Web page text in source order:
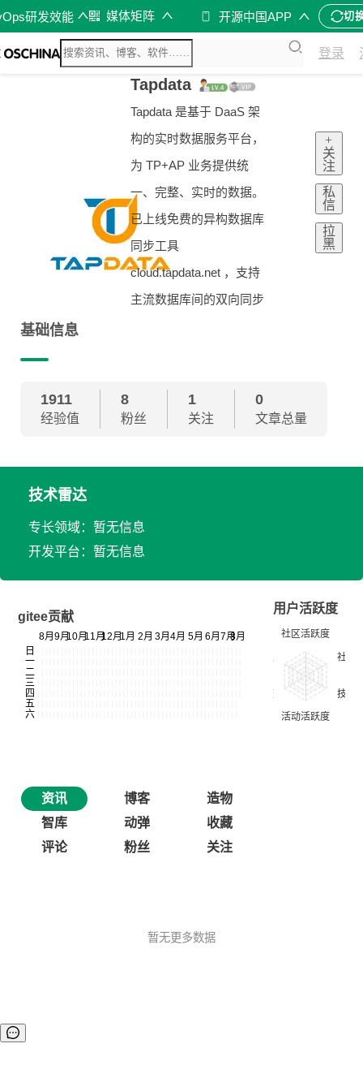
研发效能 媒体矩阵 开源中国APP 切
登录
Tapdata
Tapdata 是基于 DaaS 架
构的实时数据服务平台，
为 TP+AP 业务提供统
一、完整、实时的数据。
已上线免费的异构数据库
同步工具
cloud.tapdata.net ，支持
主流数据库间的双向同步
+
关
注
私
信
拉
黑
基础信息
1911
经验值
8
粉丝
1
关注
0
文章总量
技术雷达
专长领域：暂无信息
开发平台：暂无信息
gitee贡献
用户活跃度
资讯 博客
造物
智库
动弹
收藏
评论
粉丝 关注
暂无更多数据